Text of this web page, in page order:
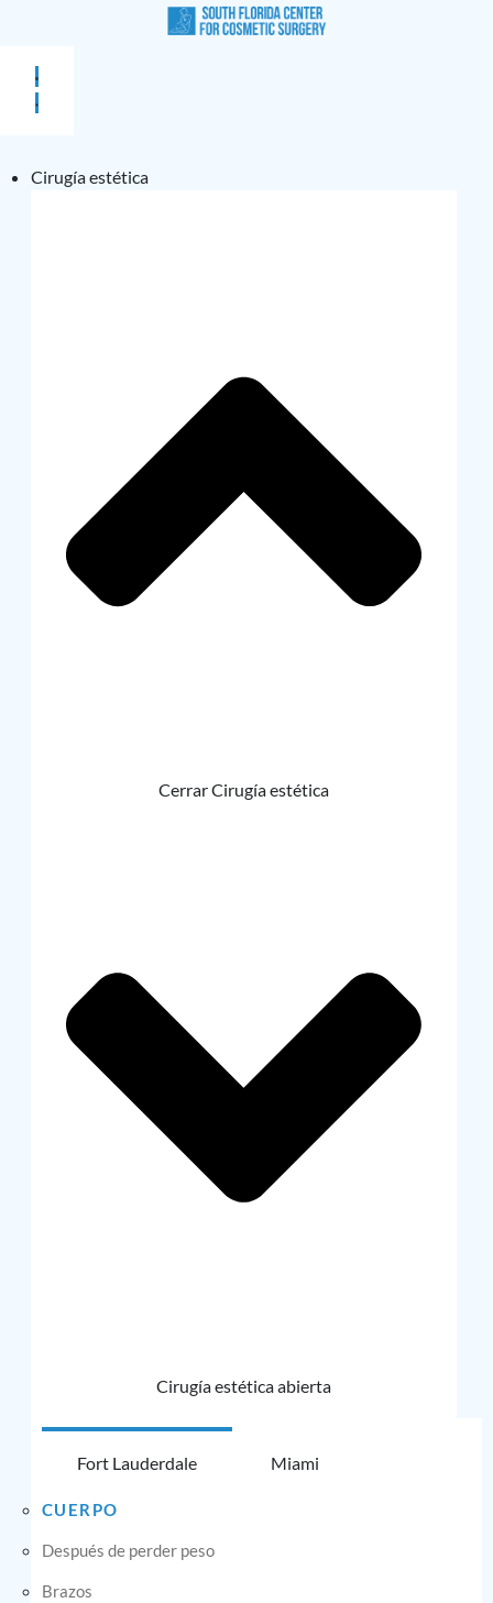
Cirugía estética
Cerrar Cirugía estética
Cirugía estética abierta
Fort Lauderdale Miami
CUERPO
Después de perder peso
Brazos